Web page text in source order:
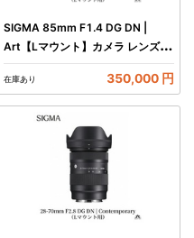
SIGMA 85mm F1.4 DG DN |
Art【Lマウント】カメラ レンズ 家
電
在庫あり 350,000 円